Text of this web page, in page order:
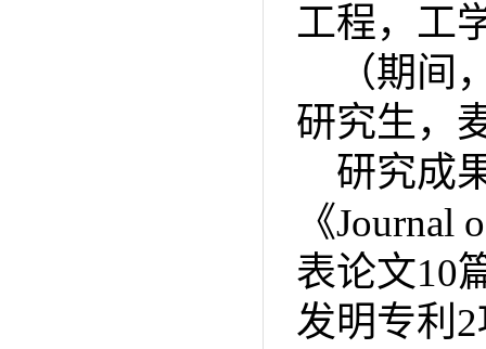
工程，工
（期
研究生，
研究成
《
表论文10
发明专利